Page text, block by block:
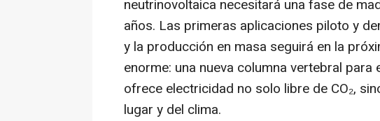
neutrinovoltaica necesitará una fase de
años. Las primeras aplicaciones piloto y
y la producción en masa seguirá en la
enorme: una nueva columna vertebral
ofrece electricidad no solo libre de CO₂,
lugar y del clima.